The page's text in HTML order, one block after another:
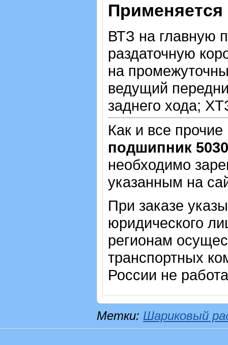
ВТЗ на главную
раздаточную
на
ведущий
заднего хода;
Как и все
подшипник
необходимо
указанным на
При заказе
юридического
регионам
транспортных
России не
Метки: Шариковый